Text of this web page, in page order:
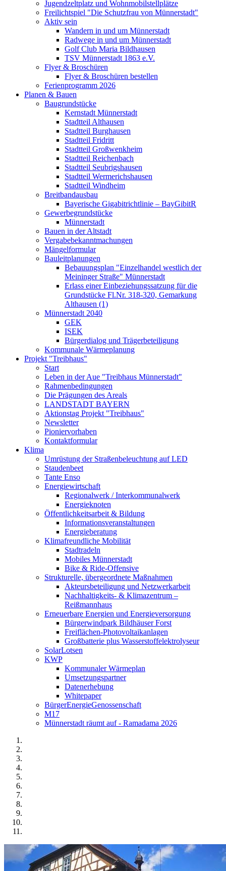
Jugendzeltplatz und Wohnmobilstellplätze
Freilichtspiel "Die Schutzfrau von Münnerstadt"
Aktiv sein
Wandern in und um Münnerstadt
Radwege in und um Münnerstadt
Golf Club Maria Bildhausen
TSV Münnerstadt 1863 e.V.
Flyer & Broschüren
Flyer & Broschüren bestellen
Ferienprogramm 2026
Planen & Bauen
Baugrundstücke
Kernstadt Münnerstadt
Stadtteil Althausen
Stadtteil Burghausen
Stadtteil Fridritt
Stadtteil Großwenkheim
Stadtteil Reichenbach
Stadtteil Seubrigshausen
Stadtteil Wermerichshausen
Stadtteil Windheim
Breitbandausbau
Bayerische Gigabitrichtlinie – BayGibitR
Gewerbegrundstücke
Münnerstadt
Bauen in der Altstadt
Vergabebekanntmachungen
Mängelformular
Bauleitplanungen
Bebauungsplan "Einzelhandel westlich der
Meininger Straße" Münnerstadt
Erlass einer Einbeziehungssatzung für die
Grundstücke Fl.Nr. 318-320, Gemarkung
Althausen (1)
Münnerstadt 2040
GEK
ISEK
Bürgerdialog und Trägerbeteiligung
Kommunale Wärmeplanung
Projekt "Treibhaus"
Start
Leben in der Aue "Treibhaus Münnerstadt"
Rahmenbedingungen
Die Prägungen des Areals
LANDSTADT BAYERN
Aktionstag Projekt "Treibhaus"
Newsletter
Pioniervorhaben
Kontaktformular
Klima
Umrüstung der Straßenbeleuchtung auf LED
Staudenbeet
Tante Enso
Energiewirtschaft
Regionalwerk / Interkommunalwerk
Energieknoten
Öffentlichkeitsarbeit & Bildung
Informationsveranstaltungen
Energieberatung
Klimafreundliche Mobilität
Stadtradeln
Mobiles Münnerstadt
Bike & Ride-Offensive
Strukturelle, übergeordnete Maßnahmen
Akteursbeteiligung und Netzwerkarbeit
Nachhaltigkeits- & Klimazentrum –
Reißmannhaus
Erneuerbare Energien und Energieversorgung
Bürgerwindpark Bildhäuser Forst
Freiflächen-Photovoltaikanlagen
Großbatterie plus Wasserstoffelektrolyseur
SolarLotsen
KWP
Kommunaler Wärmeplan
Umsetzungspartner
Datenerhebung
Whitepaper
BürgerEnergieGenossenschaft
M17
Münnerstadt räumt auf - Ramadama 2026